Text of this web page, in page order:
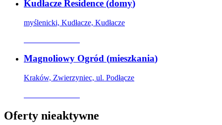
Kudłacze Residence (domy)
myślenicki, Kudłacze, Kudłacze
Magnoliowy Ogród (mieszkania)
Kraków, Zwierzyniec, ul. Podłącze
Oferty nieaktywne